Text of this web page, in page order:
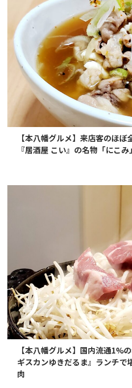
【本八幡グルメ】来店客のほぼ
『居酒屋 こい』の名物「にこ
【本八幡グルメ】国内流通1%
ギスカンゆきだるま』ランチで
肉